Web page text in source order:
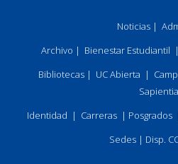
Noticias |
Archivo | Bienestar Estudiantil |
Bibliotecas| UC Abierta |
Sapientia
Identidad | Carreras | Posgrados
Sedes | Disp.